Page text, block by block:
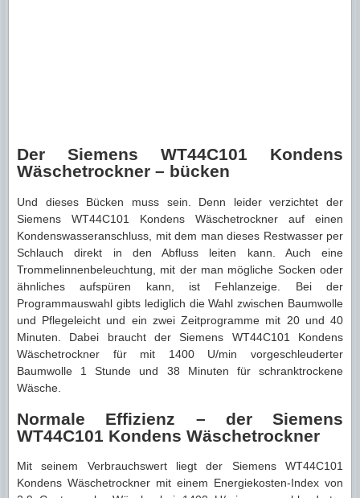
Der Siemens WT44C101 Kondens
Wäschetrockner – bücken
Und dieses Bücken muss sein. Denn leider verzichtet der
Siemens WT44C101 Kondens Wäschetrockner auf einen
Kondenswasseranschluss, mit dem man dieses Restwasser per
Schlauch direkt in den Abfluss leiten kann. Auch eine
Trommelinnenbeleuchtung, mit der man mögliche Socken oder
ähnliches aufspüren kann, ist Fehlanzeige. Bei der
Programmauswahl gibts lediglich die Wahl zwischen Baumwolle
und Pflegeleicht und ein zwei Zeitprogramme mit 20 und 40
Minuten. Dabei braucht der Siemens WT44C101 Kondens
Wäschetrockner für mit 1400 U/min vorgeschleuderter
Baumwolle 1 Stunde und 38 Minuten für schranktrockene
Wäsche.
Normale Effizienz – der Siemens
WT44C101 Kondens Wäschetrockner
Mit seinem Verbrauchswert liegt der Siemens WT44C101
Kondens Wäschetrockner mit einem Energiekosten-Index von